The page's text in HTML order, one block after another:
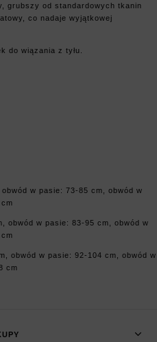
grubszy od standardowych tkanin
co nadaje wyjątkowej
do wiązania z tyłu.
w pasie: 73-85 cm, obwód w
obwód w pasie: 83-95 cm, obwód w
obwód w pasie: 92-104 cm, obwód w
cm